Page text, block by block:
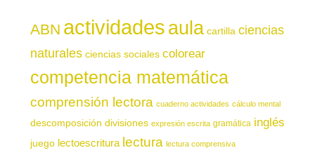
ABN actividadesaula cartilla ciencias
naturales ciencias sociales colorear
competencia matemática
comprensión lectora cuaderno actividades cálculo mental
descomposición divisiones expresión escrita gramática inglés
juego lectoescritura lectura lectura comprensiva